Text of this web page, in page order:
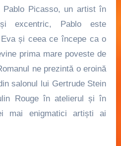
Pablo Picasso, un artist în
excentric, Pablo este
și ceea ce începe ca o
prima mare poveste de
ne prezintă o eroină
salonul lui Gertrude Stein
Rouge în atelierul și în
mai enigmatici artiști ai